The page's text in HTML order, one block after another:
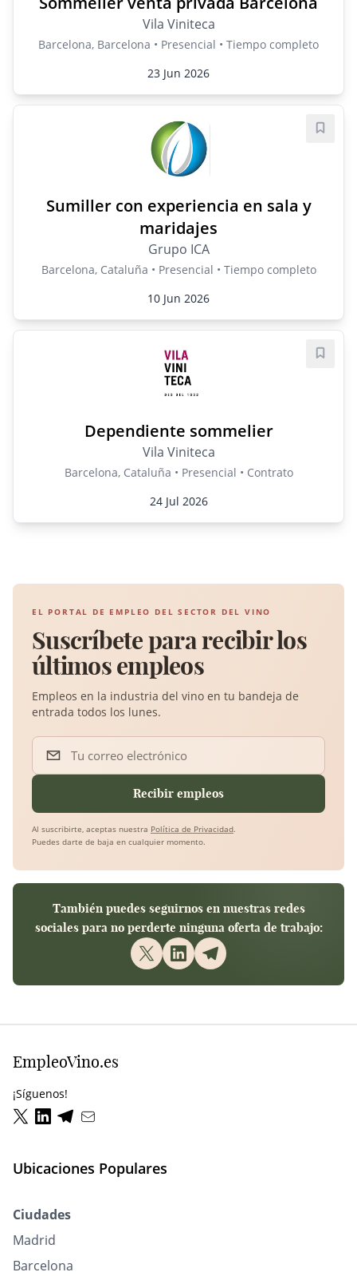
Vila Viniteca
Barcelona, Barcelona • Presencial • Tiempo completo
23 Jun 2026
Sumiller con experiencia en sala y
maridajes
Grupo ICA
Barcelona, Cataluña • Presencial • Tiempo completo
10 Jun 2026
Dependiente sommelier
Vila Viniteca
Barcelona, Cataluña • Presencial • Contrato
24 Jul 2026
EL PORTAL DE EMPLEO DEL SECTOR DEL VINO
Suscríbete para recibir los
últimos empleos
Empleos en la industria del vino en tu bandeja de
entrada todos los lunes.
Tu correo electrónico
Recibir empleos
Al suscribirte, aceptas nuestra Política de Privacidad.
Puedes darte de baja en cualquier momento.
También puedes seguirnos en nuestras redes
sociales para no perderte ninguna oferta de trabajo:
EmpleoVino.es
¡Síguenos!
Ubicaciones Populares
Ciudades
Madrid
Barcelona